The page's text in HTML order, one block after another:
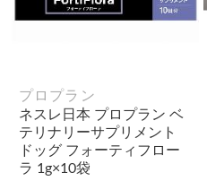
プロプラン
ネスレ日本 プロプラン ベ
テリナリーサプリメント
ドッグ フォーティフロー
ラ 1g×10袋